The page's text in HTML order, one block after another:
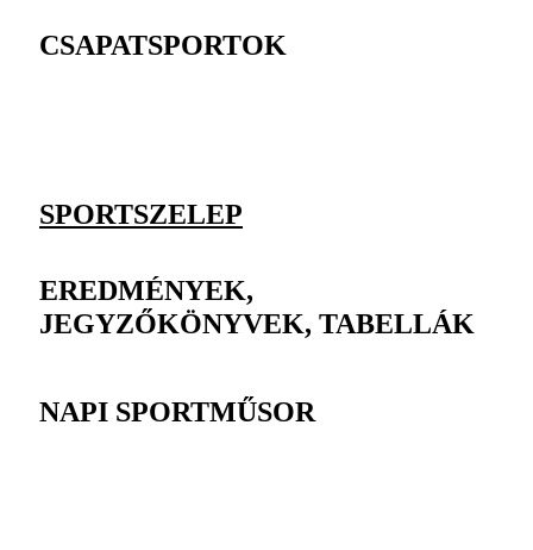
CSAPATSPORTOK
SPORTSZELEP
EREDMÉNYEK,
JEGYZŐKÖNYVEK, TABELLÁK
NAPI SPORTMŰSOR